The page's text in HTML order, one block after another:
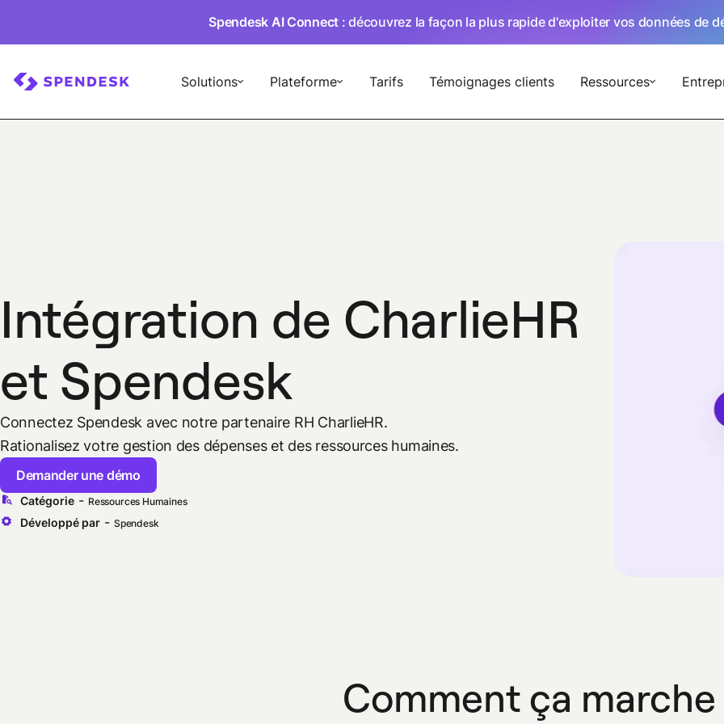
Spendesk AI Connect : découvrez la façon la plus rapide d'exploiter vos données de
Solutions Plateforme Tarifs Témoignages clients Ressources
Intégration de CharlieHR
et Spendesk
Connectez Spendesk avec notre partenaire RH CharlieHR.
Rationalisez votre gestion des dépenses et des ressources humaines.
Demander une démo
Catégorie - Ressources Humaines
Développé par - Spendesk
Comment ça marche